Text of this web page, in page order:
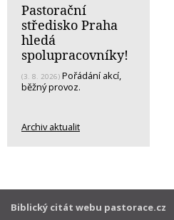
Pastorační
středisko Praha
hledá
spolupracovníky!
(3. 8. 2026) Pořádání akcí,
běžný provoz.
Archiv aktualit
Biblický citát webu pastorace.cz